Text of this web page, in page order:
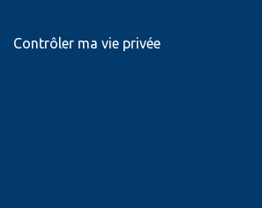
Contrôler ma vie privée